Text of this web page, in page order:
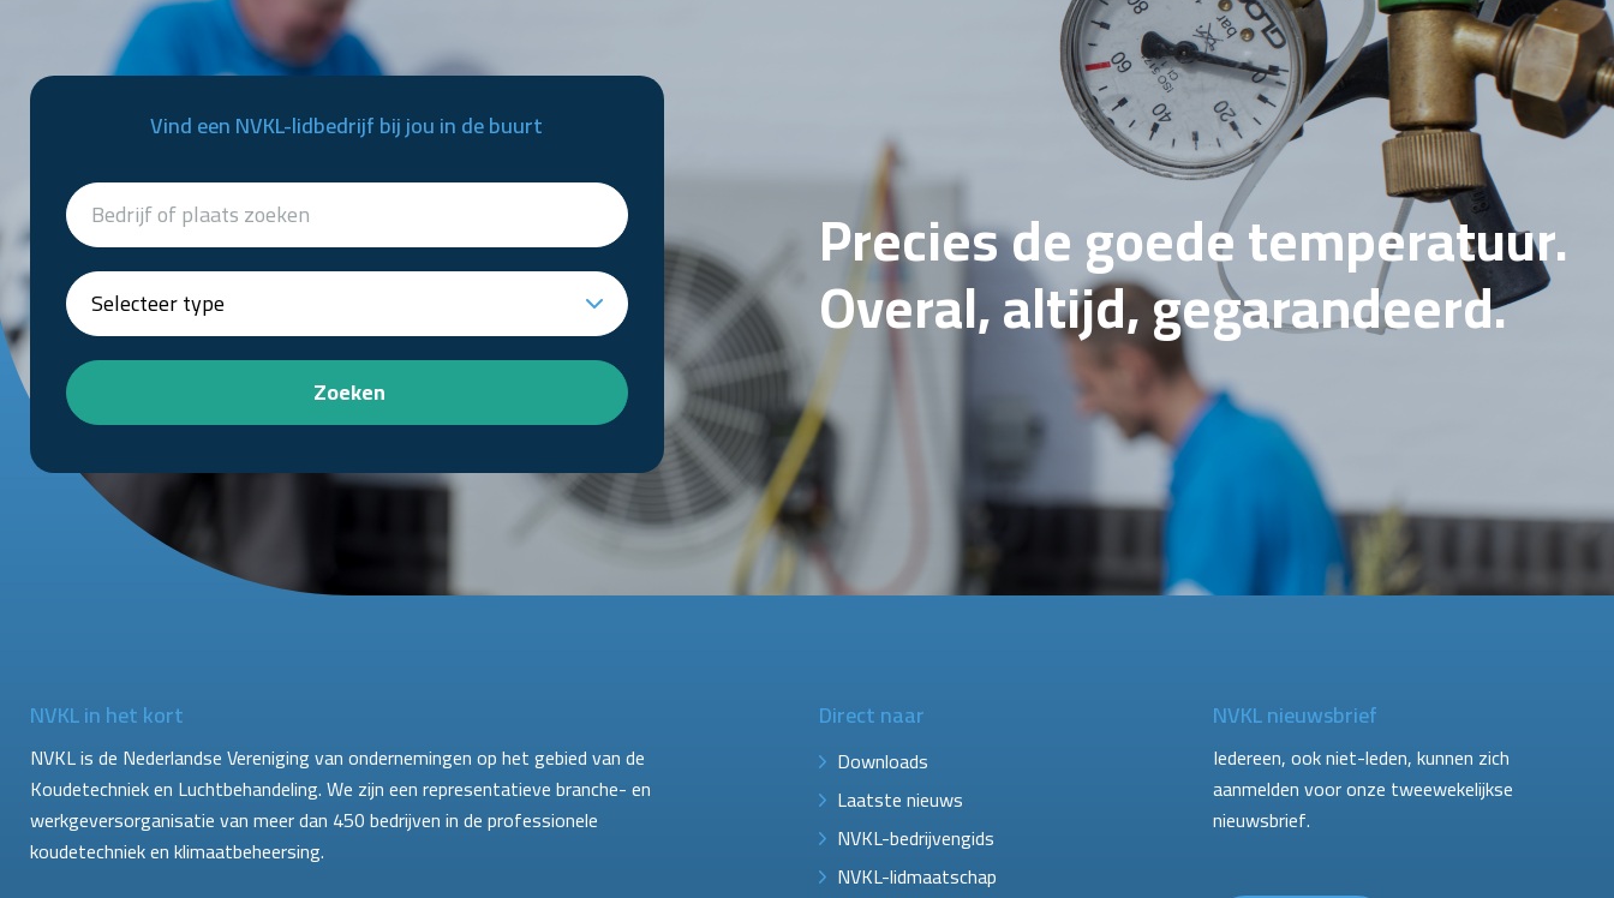
Vind een NVKL-lidbedrijf bij jou in de buurt
Zoeken
Precies de goede temperatuur.
Overal, altijd, gegarandeerd.
NVKL in het kort
NVKL is de Nederlandse Vereniging van ondernemingen op het gebied van de
Koudetechniek en Luchtbehandeling. We zijn een representatieve branche- en
werkgeversorganisatie van meer dan 450 bedrijven in de professionele
koudetechniek en klimaatbeheersing.
Direct naar
Downloads
Laatste nieuws
NVKL-bedrijvengids
NVKL-lidmaatschap
NVKL nieuwsbrief
Iedereen, ook niet-leden, kunnen zich
aanmelden voor onze tweewekelijkse
nieuwsbrief.